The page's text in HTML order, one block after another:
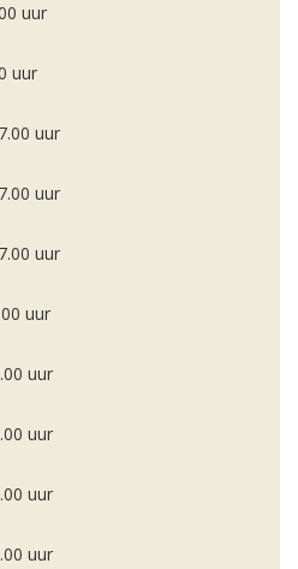
uur
uur
uur
uur
uur
uur
uur
uur
uur
uur